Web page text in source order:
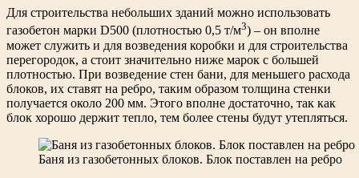
Для строительства небольших зданий можно использовать
газобетон марки D500 (плотностью 0,5 т/м3) – он вполне
может служить и для возведения коробки и для строительства
перегородок, а стоит значительно ниже марок с большей
плотностью. При возведение стен бани, для меньшего расхода
блоков, их ставят на ребро, таким образом толщина стенки
получается около 200 мм. Этого вполне достаточно, так как
блок хорошо держит тепло, тем более стены будут утепляться.
Баня из газобетонных блоков. Блок поставлен на ребро